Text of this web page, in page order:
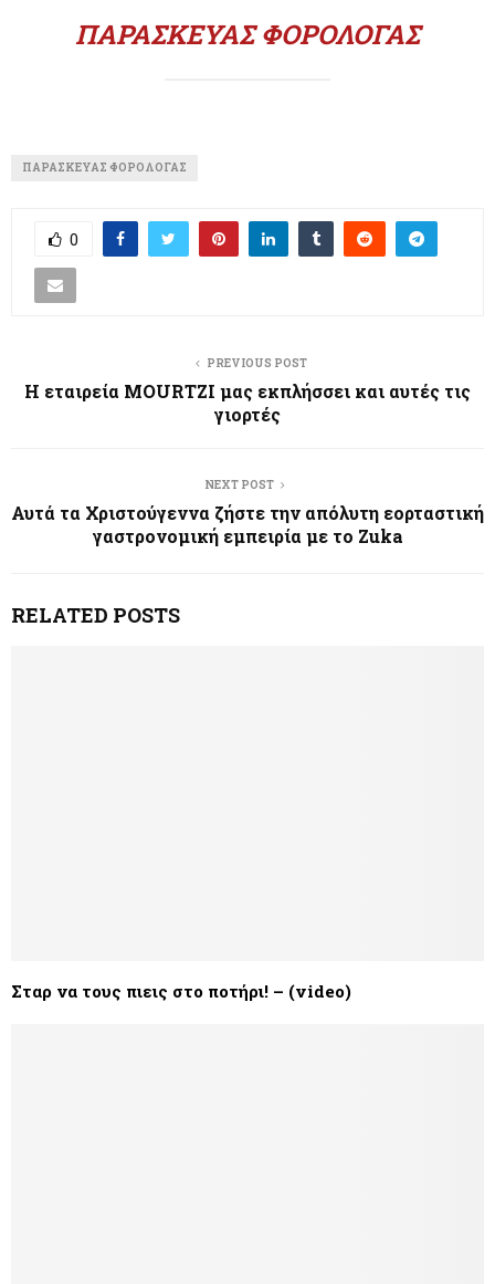
ΠΑΡΑΣΚΕΥΆΣ ΦΟΡΟΛΟΓΆΣ
ΠΑΡΑΣΚΕΥΆΣ ΦΟΡΟΛΟΓΆΣ
0
PREVIOUS POST
Η εταιρεία MOURTZI μας εκπλήσσει και αυτές τις
γιορτές
NEXT POST
Αυτά τα Χριστούγεννα ζήστε την απόλυτη εορταστική
γαστρονομική εμπειρία με το Zuka
RELATED POSTS
Σταρ να τους πιεις στο ποτήρι! – (video)